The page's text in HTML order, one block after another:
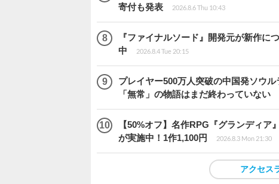
寄付も発表
2026.8.6 Thu 10:43
『ファイナルソード』開発元が新作に
中
2026.8.4 Tue 20:15
プレイヤー500万人突破の中国発ソウ
「無常」の物語はまだ終わっていない
【50%オフ】名作RPG『グランディ
が実施中！1作1,100円
2026.8.3 Mon 21:30
アクセス